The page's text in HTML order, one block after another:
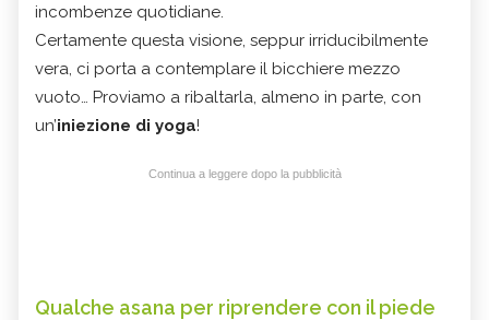
incombenze quotidiane.
Certamente questa visione, seppur irriducibilmente
vera, ci porta a contemplare il bicchiere mezzo
vuoto… Proviamo a ribaltarla, almeno in parte, con
un’iniezione di yoga!
Continua a leggere dopo la pubblicità
Qualche asana per riprendere con il piede